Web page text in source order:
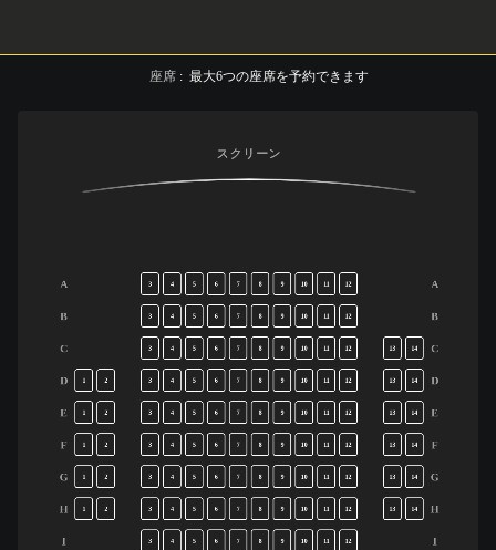
座席 : 最大6つの座席を予約できます
スクリーン
A
B
C
D
E
F
G
H
I
A
B
C
D
E
F
G
H
I
3 4 5 6 7 8 9 10 11 12
3 4 5 6 7 8 9 10 11 12
3 4 5 6 7 8 9 10 11 12 13 14
1 2 3 4 5 6 7 8 9 10 11 12 13 14
1 2 3 4 5 6 7 8 9 10 11 12 13 14
1 2 3 4 5 6 7 8 9 10 11 12 13 14
1 2 3 4 5 6 7 8 9 10 11 12 13 14
1 2 3 4 5 6 7 8 9 10 11 12 13 14
3 4 5 6 7 8 9 10 11 12